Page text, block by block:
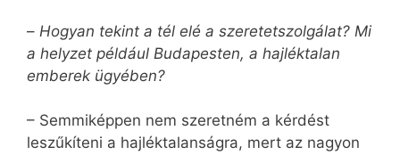
– Hogyan tekint a tél elé a szeretetszolgálat? Mi
a helyzet például Budapesten, a hajléktalan
emberek ügyében?
– Semmiképpen nem szeretném a kérdést
leszűkíteni a hajléktalanságra, mert az nagyon